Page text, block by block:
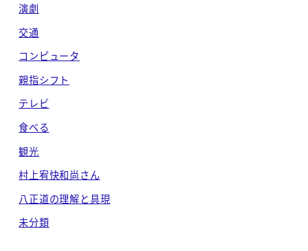
演劇
交通
コンピュータ
親指シフト
テレビ
食べる
観光
村上宥快和尚さん
八正道の理解と具現
未分類